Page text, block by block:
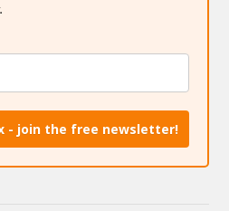
- join the free newsletter!